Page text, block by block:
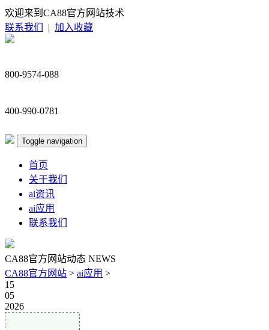
欢迎来到CA88官方网站技术
联系我们
| 加入收藏
800-9574-088
400-990-0781
Toggle navigation
首页
关于我们
ai资讯
ai应用
联系我们
CA88官方网站动态 NEWS
CA88官方网站 > ai应用 >
15
05
2026